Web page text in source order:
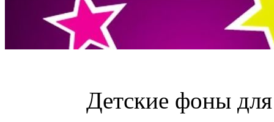
Детские фоны